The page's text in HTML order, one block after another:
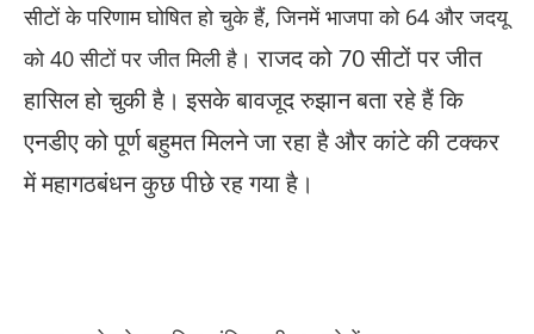
सीटों के परिणाम घोषित हो चुके हैं, जिनमें भाजपा को 64 और जदयू
को 40 सीटों पर जीत मिली है।राजद को 70 सीटों पर जीत
हासिल हो चुकी है। इसके बावजूद रुझान बता रहे हैं कि
एनडीए को पूर्ण बहुमत मिलने जा रहा है और कांटे की टक्कर
में महागठबंधन कुछ पीछे रह गया है।